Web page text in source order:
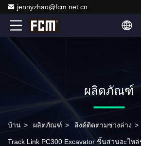
jennyzhao@fcm.net.cn
ผลิตภัณฑ์
บ้าน > ผลิตภัณฑ์ > ลิงค์ติดตามช่วงล่าง >
Track Link PC300 Excavator ชิ้นส่วนอะไหล่